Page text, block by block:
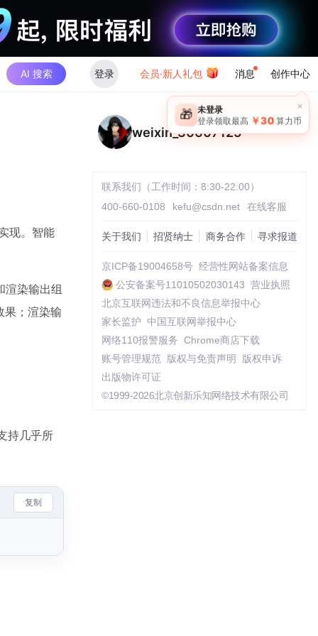
AI 搜索 登录 会员·新人礼包 消息 创作中心
×
🎁 未登录
登录领取最高 ￥30 算力币
现。智能
渲染输出组
果；渲染输
持几乎所
复制
weixin_30607125
联系我们（工作时间：8:30-22:00）
400-660-0108
kefu@csdn.net 在线客服
关于我们 招贤纳士 商务合作 寻求报道
京ICP备19004658号 经营性网站备案信息
公安备案号11010502030143 营业执照
北京互联网违法和不良信息举报中心
家长监护
中国互联网举报中心
网络110报警服务 Chrome商店下载
账号管理规范
版权与免责声明
版权申诉
出版物许可证
©1999-2026北京创新乐知网络技术有限公司